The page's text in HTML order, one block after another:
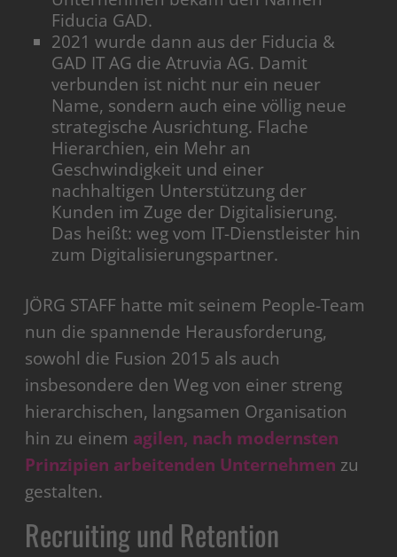
Fiducia GAD.
2021 wurde dann aus der Fiducia &
GAD IT AG die Atruvia AG. Damit
verbunden ist nicht nur ein neuer
Name, sondern auch eine völlig neue
strategische Ausrichtung. Flache
Hierarchien, ein Mehr an
Geschwindigkeit und einer
nachhaltigen Unterstützung der
Kunden im Zuge der Digitalisierung.
Das heißt: weg vom IT-Dienstleister hin
zum Digitalisierungspartner.
JÖRG STAFF hatte mit seinem People-Team
nun die spannende Herausforderung,
sowohl die Fusion 2015 als auch
insbesondere den Weg von einer streng
hierarchischen, langsamen Organisation
hin zu einem agilen, nach modernsten
Prinzipien arbeitenden Unternehmen zu
gestalten.
Recruiting und Retention